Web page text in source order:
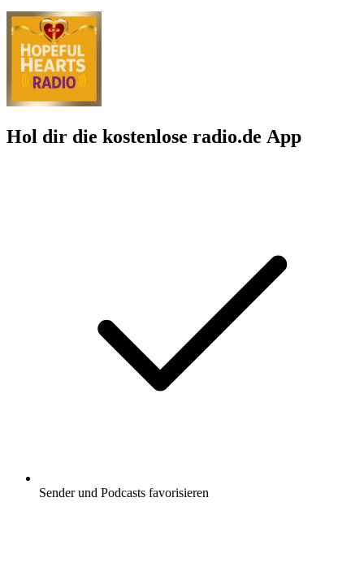
Hol dir die kostenlose radio.de App
Sender und Podcasts favorisieren